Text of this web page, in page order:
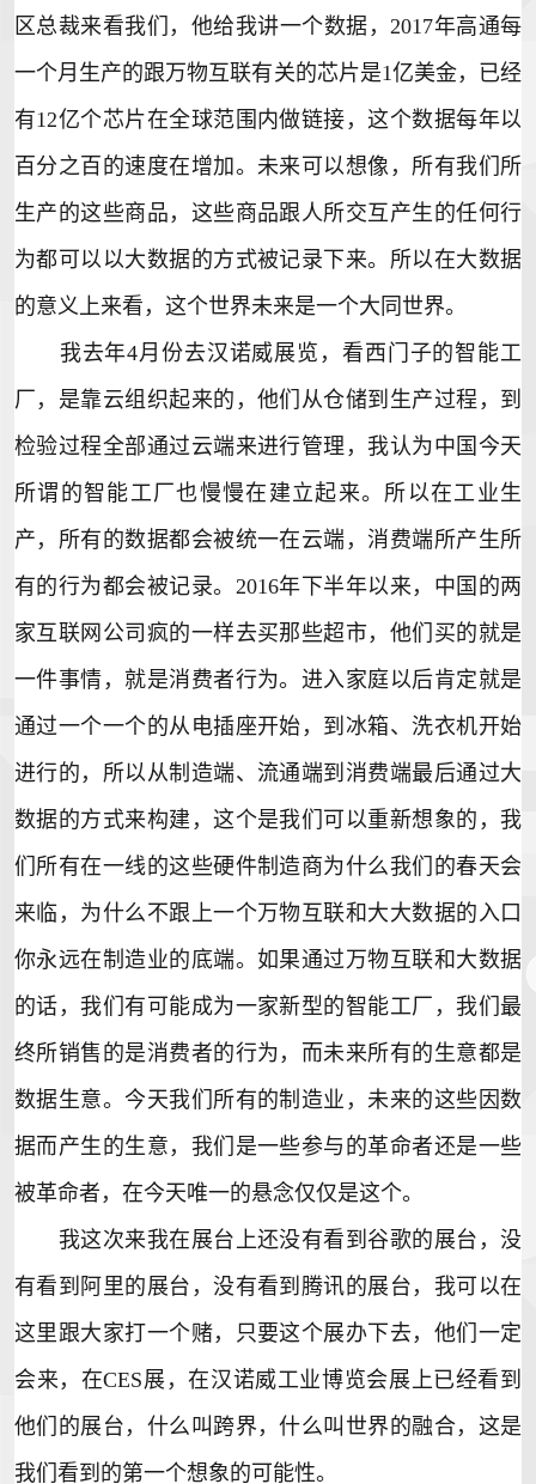
区总裁来看我们，他给我讲一个数据，2017年高通每
一个月生产的跟万物互联有关的芯片是1亿美金，已经
有12亿个芯片在全球范围内做链接，这个数据每年以
百分之百的速度在增加。未来可以想像，所有我们所
生产的这些商品，这些商品跟人所交互产生的任何行
为都可以以大数据的方式被记录下来。所以在大数据
的意义上来看，这个世界未来是一个大同世界。
我去年4月份去汉诺威展览，看西门子的智能工
厂，是靠云组织起来的，他们从仓储到生产过程，到
检验过程全部通过云端来进行管理，我认为中国今天
所谓的智能工厂也慢慢在建立起来。所以在工业生
产，所有的数据都会被统一在云端，消费端所产生所
有的行为都会被记录。2016年下半年以来，中国的两
家互联网公司疯的一样去买那些超市，他们买的就是
一件事情，就是消费者行为。进入家庭以后肯定就是
通过一个一个的从电插座开始，到冰箱、洗衣机开始
进行的，所以从制造端、流通端到消费端最后通过大
数据的方式来构建，这个是我们可以重新想象的，我
们所有在一线的这些硬件制造商为什么我们的春天会
来临，为什么不跟上一个万物互联和大大数据的入口
你永远在制造业的底端。如果通过万物互联和大数据
的话，我们有可能成为一家新型的智能工厂，我们最
终所销售的是消费者的行为，而未来所有的生意都是
数据生意。今天我们所有的制造业，未来的这些因数
据而产生的生意，我们是一些参与的革命者还是一些
被革命者，在今天唯一的悬念仅仅是这个。
我这次来我在展台上还没有看到谷歌的展台，没
有看到阿里的展台，没有看到腾讯的展台，我可以在
这里跟大家打一个赌，只要这个展办下去，他们一定
会来，在CES展，在汉诺威工业博览会展上已经看到
他们的展台，什么叫跨界，什么叫世界的融合，这是
我们看到的第一个想象的可能性。